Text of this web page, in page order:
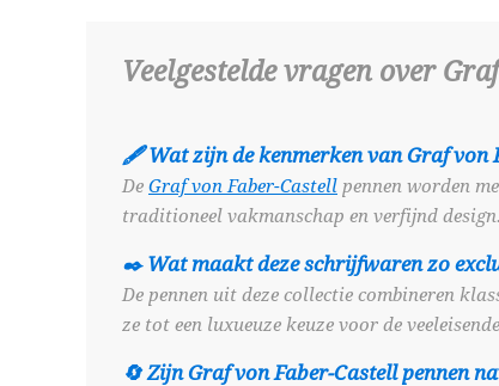
Veelgestelde vragen over
🖋️ Wat zijn de kenmerken van Graf von
De Graf von Faber-Castell pennen worden
traditioneel vakmanschap en verfijnd design.
✒️ Wat maakt deze schrijfwaren zo
De pennen uit deze collectie combineren
ze tot een luxueuze keuze voor de
🔄 Zijn Graf von Faber-Castell pennen